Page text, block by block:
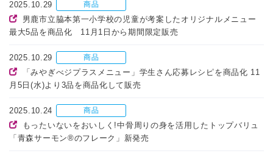
2025.10.29 商品
男鹿市立脇本第一小学校の児童が考案したオリジナルメニュー
最大5品を商品化 11月1日から期間限定販売
2025.10.29 商品
「みやぎべジプラスメニュー」学生さん応募レシピを商品化 11
月5日(水)より3品を商品化して販売
2025.10.24 商品
もったいないをおいしく!中骨周りの身を活用したトップバリュ
「青森サーモン®のフレーク」新発売